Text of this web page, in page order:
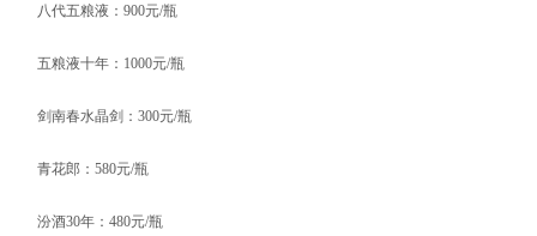
八代五粮液：900元/瓶
五粮液十年：1000元/瓶
剑南春水晶剑：300元/瓶
青花郎：580元/瓶
汾酒30年：480元/瓶